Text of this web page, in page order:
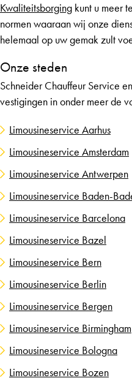
Kwaliteitsborging kunt u meer
normen waaraan wij onze
helemaal op uw gemak zult
Onze steden
Schneider Chauffeur Service
vestigingen in onder meer de
Limousineservice Aarhus
Limousineservice Amsterdam
Limousineservice Antwerpen
Limousineservice Baden-
Limousineservice Barcelona
Limousineservice Bazel
Limousineservice Bern
Limousineservice Berlin
Limousineservice Bergen
Limousineservice Birmingham
Limousineservice Bologna
Limousineservice Bozen